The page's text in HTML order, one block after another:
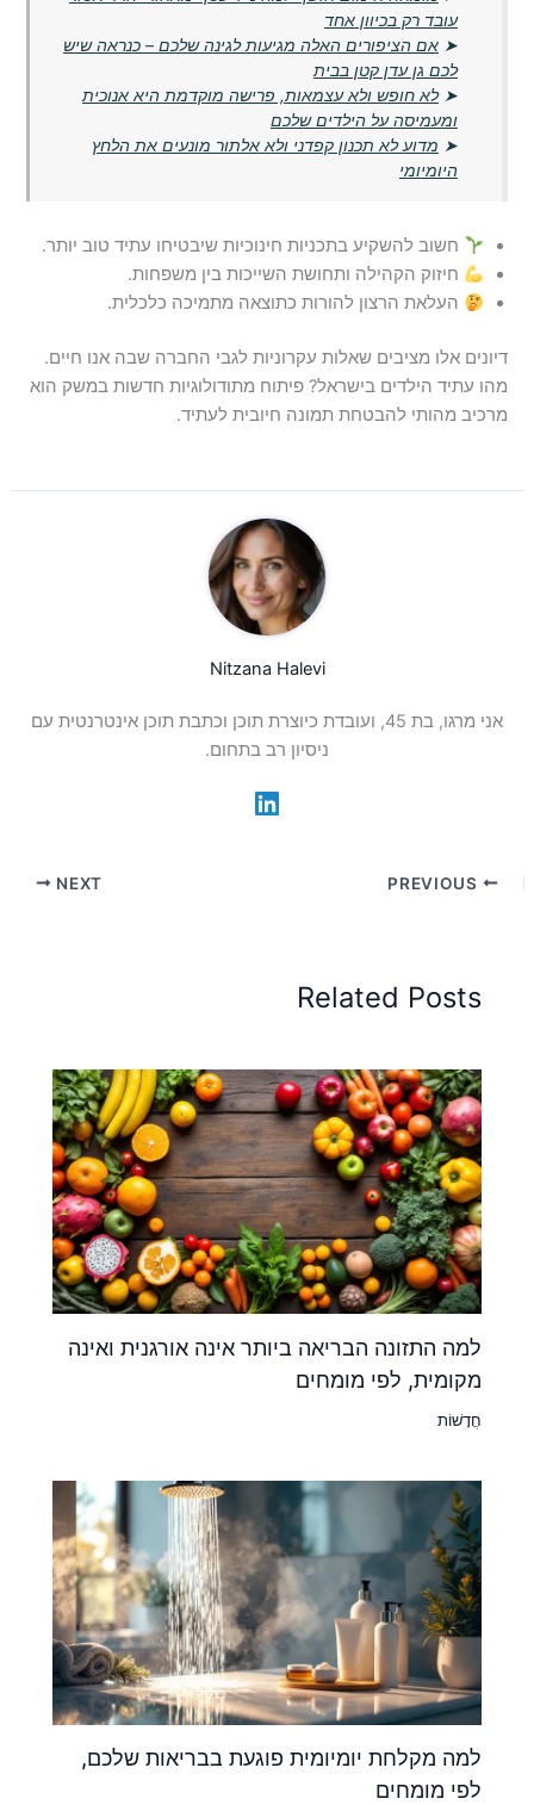
עובד רק בכיוון אחד
➤אם הציפורים האלה מגיעות לגינה שלכם – כנראה שיש
לכם גן עדן קטן בבית
➤לא חופש ולא עצמאות, פרישה מוקדמת היא אנוכית
ומעמיסה על הילדים שלכם
➤ מדוע לא תכנון קפדני ולא אלתור מונעים את הלחץ
היומיומי
חשוב להשקיע בתכניות חינוכיות שיבטיחו עתיד טוב יותר.
חיזוק הקהילה ותחושת השייכות בין משפחות.
העלאת הרצון להורות כתוצאה מתמיכה כלכלית.
דיונים אלו מציבים שאלות עקרוניות לגבי החברה שבה אנו חיים.
מהו עתיד הילדים בישראל? פיתוח מתודולוגיות חדשות במשק הוא
מרכיב מהותי להבטחת תמונה חיובית לעתיד.
Nitzana Halevi
אני מרגו, בת 45, ועובדת כיוצרת תוכן וכתבת תוכן אינטרנטית עם
ניסיון רב בתחום.
NEXT
Related Posts
למה התזונה הבריאה ביותר אינה אורגנית ואינה
מקומית, לפי מומחים
חֲדָשׁוֹת
למה מקלחת יומיומית פוגעת בבריאות שלכם,
לפי מומחים